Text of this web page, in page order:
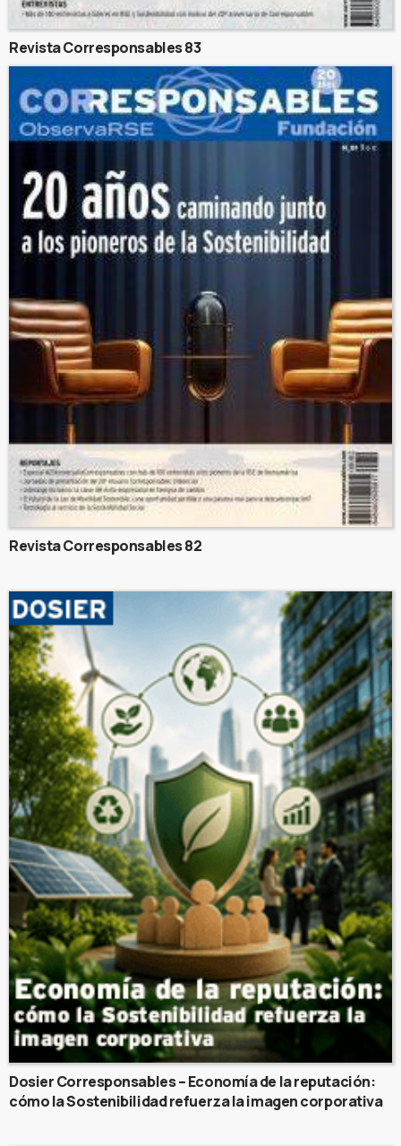
Revista Corresponsables 83
Revista Corresponsables 82
Dosier Corresponsables – Economía de la reputación:
cómo la Sostenibilidad refuerza la imagen corporativa